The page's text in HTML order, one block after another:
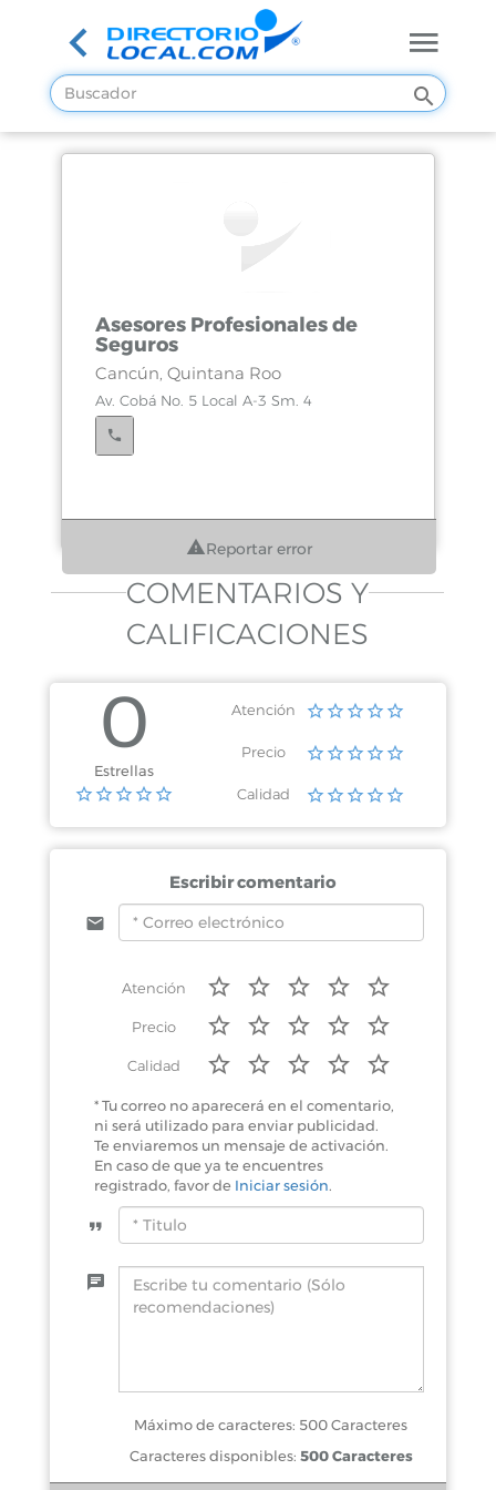
Asesores Profesionales de
Seguros
Cancún, Quintana Roo
Av. Cobá No. 5 Local A-3 Sm. 4
Reportar error
COMENTARIOS Y
CALIFICACIONES
0
Estrellas
Atención
Precio
Calidad
Escribir comentario
Atención
Precio
Calidad
* Tu correo no aparecerá en el comentario,
ni será utilizado para enviar publicidad.
Te enviaremos un mensaje de activación.
En caso de que ya te encuentres
registrado, favor de Iniciar sesión.
Máximo de caracteres: 500 Caracteres
Caracteres disponibles: 500 Caracteres